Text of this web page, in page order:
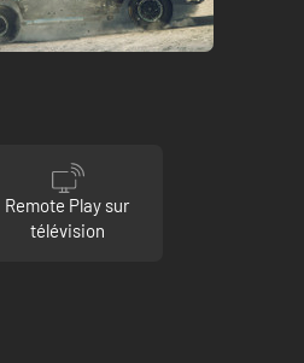
Remote Play sur
télévision